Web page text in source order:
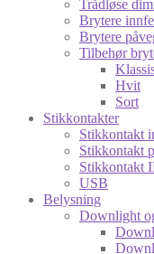
Trådløse
Brytere
Brytere
Tilbehør
Hvit
Sort
Stikkontakter
Stikkontakt
Stikkontakt
Stikkontakt
USB
Belysning
Downlight